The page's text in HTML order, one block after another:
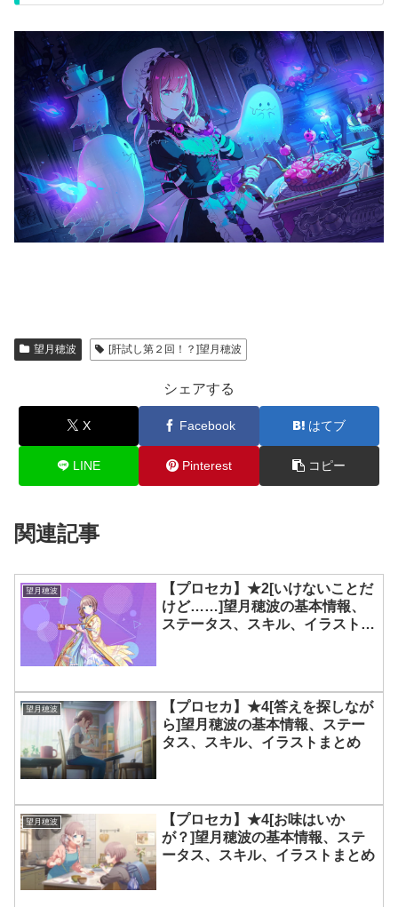
望月穂波 [肝試し第２回！？]望月穂波
シェアする
X Facebook はてブ
LINE Pinterest コピー
関連記事
望月穂波
【プロセカ】★2[いけないことだ
けど……]望月穂波の基本情報、
ステータス、スキル、イラストま
望月穂波
【プロセカ】★4[答えを探しなが
ら]望月穂波の基本情報、ステー
タス、スキル、イラストまとめ
望月穂波
【プロセカ】★4[お味はいか
が？]望月穂波の基本情報、ステ
ータス、スキル、イラストまとめ